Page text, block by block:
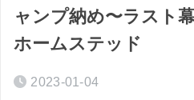
ャンプ納め〜ラスト
ホームステッド
2023-01-04